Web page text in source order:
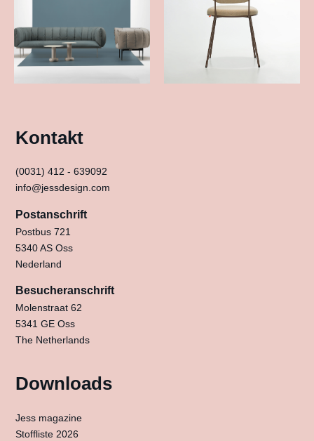
Kontakt
(0031) 412 - 639092
info@jessdesign.com
Postanschrift
Postbus 721
5340 AS Oss
Nederland
Besucheranschrift
Molenstraat 62
5341 GE Oss
The Netherlands
Downloads
Jess magazine
Stoffliste 2026